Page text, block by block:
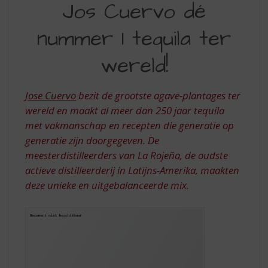
NUMMER
TER
WERELD!
Jos Cuervo dé
nummer 1 tequila ter
wereld!
Jose Cuervobezit de grootste agave-plantages ter
wereld en maakt al meer dan 250 jaar tequila
met vakmanschap en recepten die generatie op
generatie zijn doorgegeven. De
meesterdistilleerders van La Rojeña, de oudste
actieve distilleerderij in Latijns-Amerika, maakten
deze unieke en uitgebalanceerde mix.